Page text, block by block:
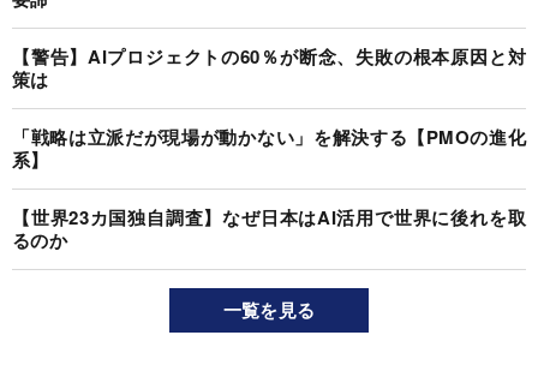
【警告】AIプロジェクトの60％が断念、失敗の根本原因と対
策は
「戦略は立派だが現場が動かない」を解決する【PMOの進化
系】
【世界23カ国独自調査】なぜ日本はAI活用で世界に後れを取
るのか
一覧を見る